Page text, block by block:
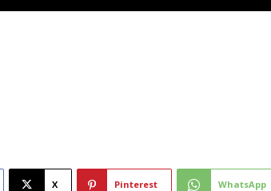
X Pinterest WhatsApp